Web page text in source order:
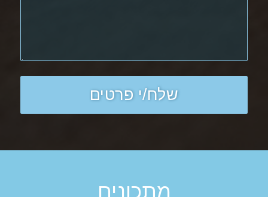
מתכונים